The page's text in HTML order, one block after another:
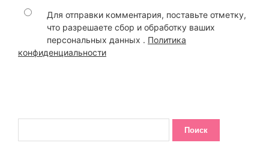
Для отправки комментария, поставьте отметку,
что разрешаете сбор и обработку ваших
персональных данных . Политика
конфиденциальности